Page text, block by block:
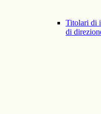
Titolari di
di